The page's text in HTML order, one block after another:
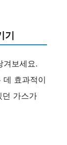
겨보세요.
데 효과적이
던 가스가